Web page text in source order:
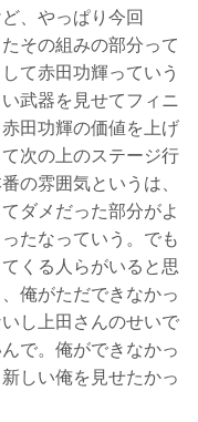
、やっぱり今回
その組みの部分って
て赤田功輝っていう
武器を見せてフィニ
田功輝の価値を上げ
次の上のステージ行
の雰囲気というは、
ダメだった部分がよ
たなっていう。でも
くる人らがいると思
俺がただできなかっ
し上田さんのせいで
で。俺ができなかっ
しい俺を見せたかっ